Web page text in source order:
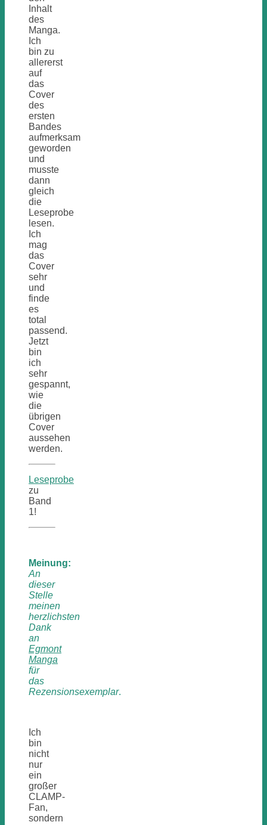
Inhalt
des
Manga.
Ich
bin zu
allererst
auf
das
Cover
des
ersten
Bandes
aufmerksam
geworden
und
musste
dann
gleich
die
Leseprobe
lesen.
Ich
mag
das
Cover
sehr
und
finde
es
total
passend.
Jetzt
bin
ich
sehr
gespannt,
wie
die
übrigen
Cover
aussehen
werden.
Leseprobe
zu
Band
1!
Meinung:
An
dieser
Stelle
meinen
herzlichsten
Dank
an
Egmont
Manga
für
das
Rezensionsexemplar.
Ich
bin
nicht
nur
ein
großer
CLAMP-
Fan,
sondern